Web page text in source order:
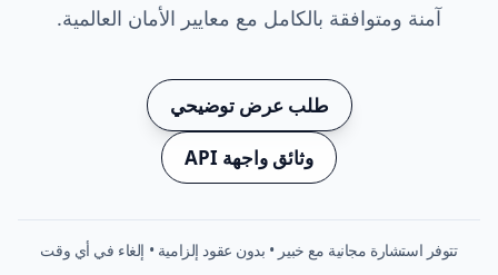
آمنة ومتوافقة بالكامل مع معايير الأمان العالمية.
طلب عرض توضيحي
وثائق واجهة API
تتوفر استشارة مجانية مع خبير • بدون عقود إلزامية • إلغاء في أي وقت